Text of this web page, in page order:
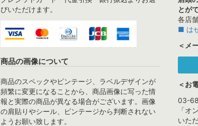
びいただけます。
商品の画像について
商品のスペックやビンテージ、ラベルデザインが
頻繁に変更になることから、商品画像に写った情
報と実際の商品が異なる場合がございます。画像
の肩貼りやシール、ビンテージから判断されない
ようお願い致します。
とが
各店
■ は
＜メ
＜お
03-
「オ
いた